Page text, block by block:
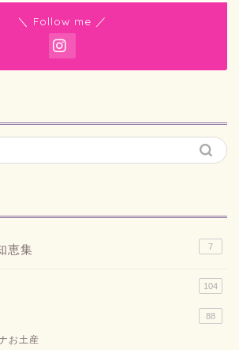
＼ Follow me ／
恵集 7
104
88
お土産